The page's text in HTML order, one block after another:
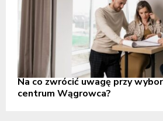
Na co zwrócić uwagę przy
centrum Wągrowca?